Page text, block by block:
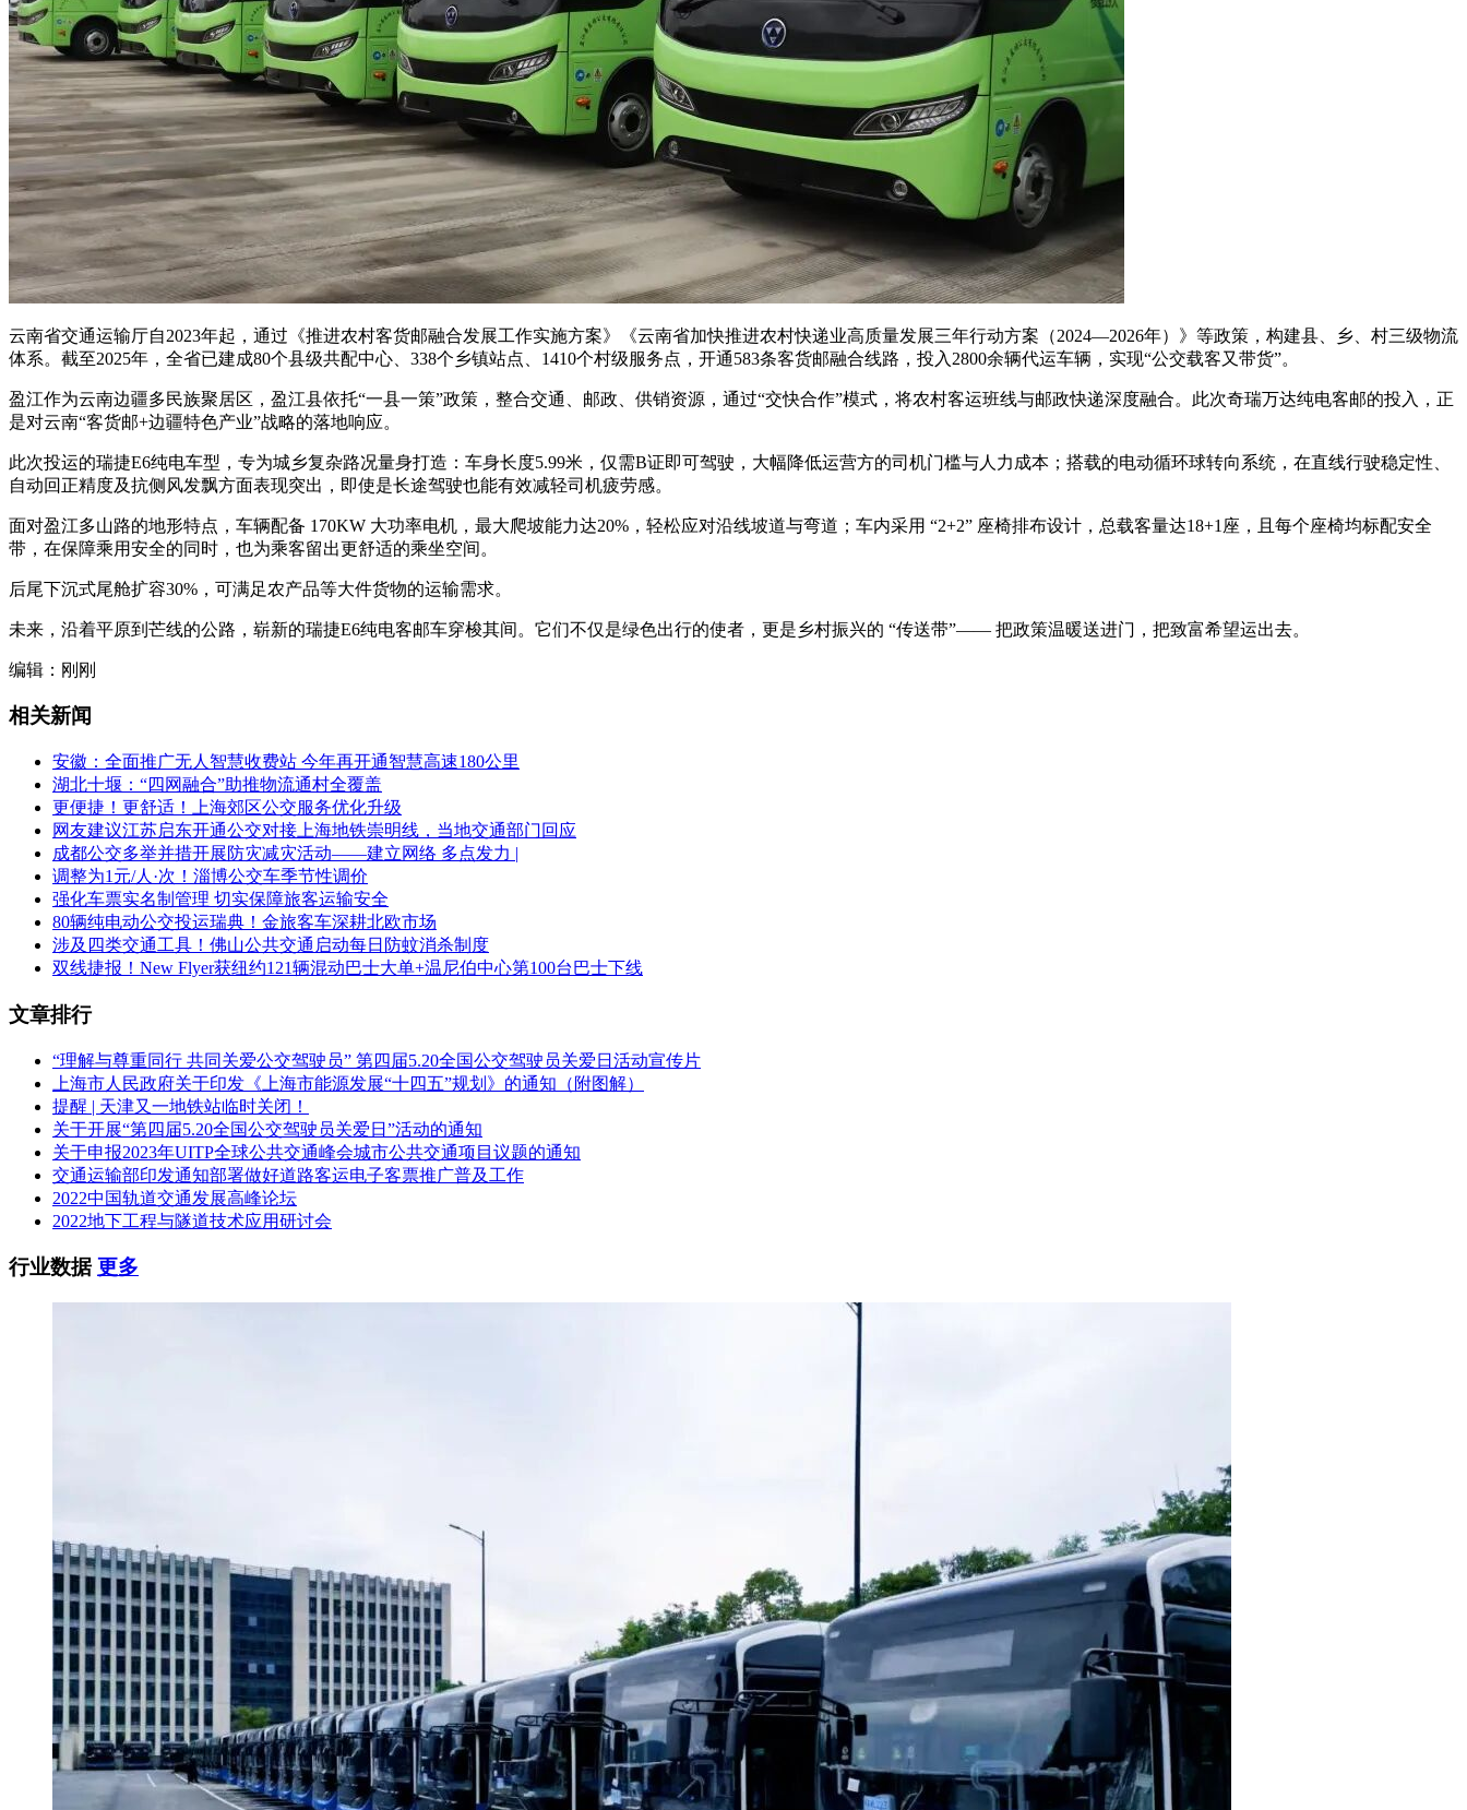
云南省交通运输厅自2023年起，通过《推进农村客货邮融合发展工作实施方案》《云南省加快推进农村快递业高质量发展三年行动方案（2024—2026年）》等政策，构建县、乡、村三级物流
体系。截至2025年，全省已建成80个县级共配中心、338个乡镇站点、1410个村级服务点，开通583条客货邮融合线路，投入2800余辆代运车辆，实现“公交载客又带货”。
盈江作为云南边疆多民族聚居区，盈江县依托“一县一策”政策，整合交通、邮政、供销资源，通过“交快合作”模式，将农村客运班线与邮政快递深度融合。此次奇瑞万达纯电客邮的投入，正
是对云南“客货邮+边疆特色产业”战略的落地响应。
此次投运的瑞捷E6纯电车型，专为城乡复杂路况量身打造：车身长度5.99米，仅需B证即可驾驶，大幅降低运营方的司机门槛与人力成本；搭载的电动循环球转向系统，在直线行驶稳定性、
自动回正精度及抗侧风发飘方面表现突出，即使是长途驾驶也能有效减轻司机疲劳感。
面对盈江多山路的地形特点，车辆配备 170KW 大功率电机，最大爬坡能力达20%，轻松应对沿线坡道与弯道；车内采用 “2+2” 座椅排布设计，总载客量达18+1座，且每个座椅均标配安全
带，在保障乘用安全的同时，也为乘客留出更舒适的乘坐空间。
后尾下沉式尾舱扩容30%，可满足农产品等大件货物的运输需求。
未来，沿着平原到芒线的公路，崭新的瑞捷E6纯电客邮车穿梭其间。它们不仅是绿色出行的使者，更是乡村振兴的 “传送带”—— 把政策温暖送进门，把致富希望运出去。
编辑：刚刚
相关新闻
安徽：全面推广无人智慧收费站 今年再开通智慧高速180公里
湖北十堰：“四网融合”助推物流通村全覆盖
更便捷！更舒适！上海郊区公交服务优化升级
网友建议江苏启东开通公交对接上海地铁崇明线，当地交通部门回应
成都公交多举并措开展防灾减灾活动——建立网络 多点发力 |
调整为1元/人·次！淄博公交车季节性调价
强化车票实名制管理 切实保障旅客运输安全
80辆纯电动公交投运瑞典！金旅客车深耕北欧市场
涉及四类交通工具！佛山公共交通启动每日防蚊消杀制度
双线捷报！New Flyer获纽约121辆混动巴士大单+温尼伯中心第100台巴士下线
文章排行
“理解与尊重同行 共同关爱公交驾驶员” 第四届5.20全国公交驾驶员关爱日活动宣传片
上海市人民政府关于印发《上海市能源发展“十四五”规划》的通知（附图解）
提醒 | 天津又一地铁站临时关闭！
关于开展“第四届5.20全国公交驾驶员关爱日”活动的通知
关于申报2023年UITP全球公共交通峰会城市公共交通项目议题的通知
交通运输部印发通知部署做好道路客运电子客票推广普及工作
2022中国轨道交通发展高峰论坛
2022地下工程与隧道技术应用研讨会
行业数据更多